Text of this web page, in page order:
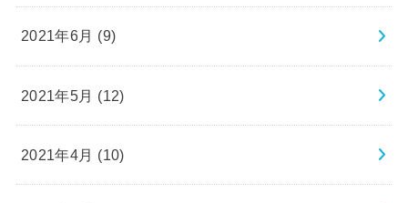
2021年6月 (9)
2021年5月 (12)
2021年4月 (10)